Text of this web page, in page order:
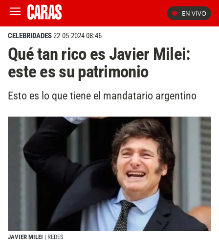
EN VIVO
CELEBRIDADES22-05-2024 08:46
Qué tan rico es Javier Milei:
este es su patrimonio
Esto es lo que tiene el mandatario argentino
JAVIER MILEI | REDES